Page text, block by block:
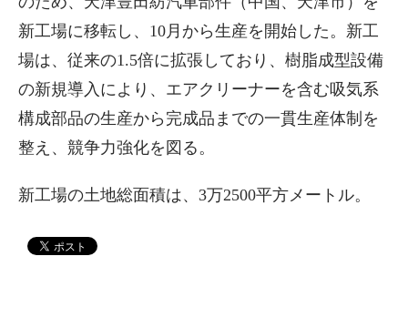
新工場に移転し、10月から生産を開始した。新工
場は、従来の1.5倍に拡張しており、樹脂成型設備
の新規導入により、エアクリーナーを含む吸気系
構成部品の生産から完成品までの一貫生産体制を
整え、競争力強化を図る。
新工場の土地総面積は、3万2500平方メートル。